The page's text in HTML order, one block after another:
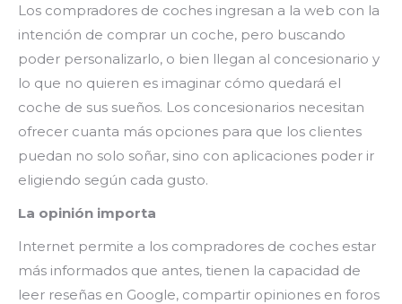
Los compradores de coches ingresan a la web con la
intención de comprar un coche, pero buscando
poder personalizarlo, o bien llegan al concesionario y
lo que no quieren es imaginar cómo quedará el
coche de sus sueños. Los concesionarios necesitan
ofrecer cuanta más opciones para que los clientes
puedan no solo soñar, sino con aplicaciones poder ir
eligiendo según cada gusto.
La opinión importa
Internet permite a los compradores de coches estar
más informados que antes, tienen la capacidad de
leer reseñas en Google, compartir opiniones en foros